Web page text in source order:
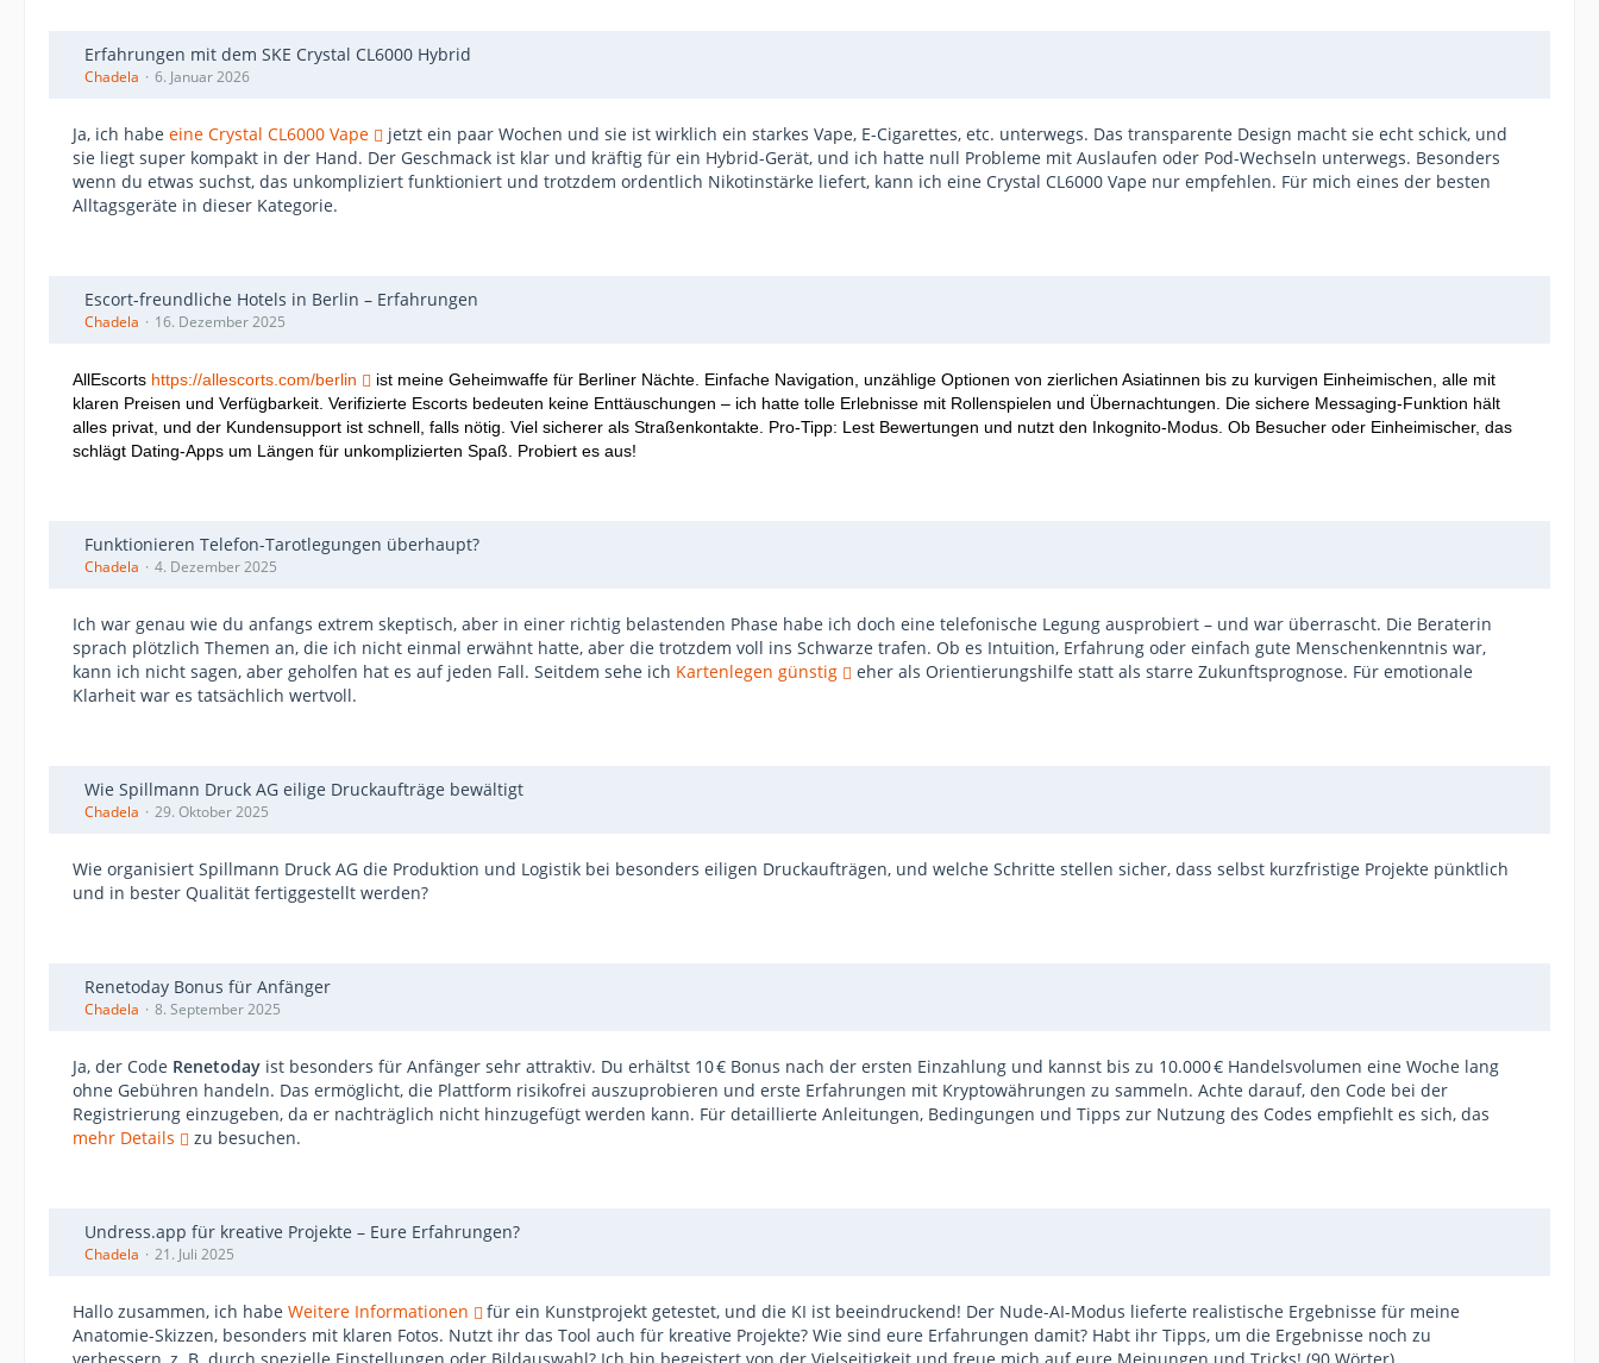
Erfahrungen mit dem SKE Crystal CL6000 Hybrid
Chadela 6. Januar 2026
Ja, ich habe eine Crystal CL6000 Vape jetzt ein paar Wochen und sie ist wirklich ein starkes Vape, E-Cigarettes, etc. unterwegs. Das transparente Design macht sie echt schick, und
sie liegt super kompakt in der Hand. Der Geschmack ist klar und kräftig für ein Hybrid-Gerät, und ich hatte null Probleme mit Auslaufen oder Pod-Wechseln unterwegs. Besonders
wenn du etwas suchst, das unkompliziert funktioniert und trotzdem ordentlich Nikotinstärke liefert, kann ich eine Crystal CL6000 Vape nur empfehlen. Für mich eines der besten
Alltagsgeräte in dieser Kategorie.
Escort-freundliche Hotels in Berlin – Erfahrungen
Chadela 16. Dezember 2025
AllEscorts https://allescorts.com/berlin
ist meine Geheimwaffe für Berliner Nächte. Einfache Navigation, unzählige Optionen von zierlichen Asiatinnen bis zu kurvigen Einheimischen, alle mit
klaren Preisen und Verfügbarkeit. Verifizierte Escorts bedeuten keine Enttäuschungen – ich hatte tolle Erlebnisse mit Rollenspielen und Übernachtungen. Die sichere Messaging-Funktion hält
alles privat, und der Kundensupport ist schnell, falls nötig. Viel sicherer als Straßenkontakte. Pro-Tipp: Lest Bewertungen und nutzt den Inkognito-Modus. Ob Besucher oder Einheimischer, das
schlägt Dating-Apps um Längen für unkomplizierten Spaß. Probiert es aus!
Funktionieren Telefon-Tarotlegungen überhaupt?
Chadela 4. Dezember 2025
Ich war genau wie du anfangs extrem skeptisch, aber in einer richtig belastenden Phase habe ich doch eine telefonische Legung ausprobiert – und war überrascht. Die Beraterin
sprach plötzlich Themen an, die ich nicht einmal erwähnt hatte, aber die trotzdem voll ins Schwarze trafen. Ob es Intuition, Erfahrung oder einfach gute Menschenkenntnis war,
kann ich nicht sagen, aber geholfen hat es auf jeden Fall. Seitdem sehe ich Kartenlegen günstig
eher als Orientierungshilfe statt als starre Zukunftsprognose. Für emotionale
Klarheit war es tatsächlich wertvoll.
Wie Spillmann Druck AG eilige Druckaufträge bewältigt
Chadela 29. Oktober 2025
Wie organisiert Spillmann Druck AG die Produktion und Logistik bei besonders eiligen Druckaufträgen, und welche Schritte stellen sicher, dass selbst kurzfristige Projekte pünktlich
und in bester Qualität fertiggestellt werden?
Renetoday Bonus für Anfänger
Chadela 8. September 2025
Ja, der Code Renetoday ist besonders für Anfänger sehr attraktiv. Du erhältst 10 € Bonus nach der ersten Einzahlung und kannst bis zu 10.000 € Handelsvolumen eine Woche lang
ohne Gebühren handeln. Das ermöglicht, die Plattform risikofrei auszuprobieren und erste Erfahrungen mit Kryptowährungen zu sammeln. Achte darauf, den Code bei der
Registrierung einzugeben, da er nachträglich nicht hinzugefügt werden kann. Für detaillierte Anleitungen, Bedingungen und Tipps zur Nutzung des Codes empfiehlt es sich, das
mehr Details
zu besuchen.
Undress.app für kreative Projekte – Eure Erfahrungen?
Chadela 21. Juli 2025
Hallo zusammen, ich habe Weitere Informationen
für ein Kunstprojekt getestet, und die KI ist beeindruckend! Der Nude-AI-Modus lieferte realistische Ergebnisse für meine
Anatomie-Skizzen, besonders mit klaren Fotos. Nutzt ihr das Tool auch für kreative Projekte? Wie sind eure Erfahrungen damit? Habt ihr Tipps, um die Ergebnisse noch zu